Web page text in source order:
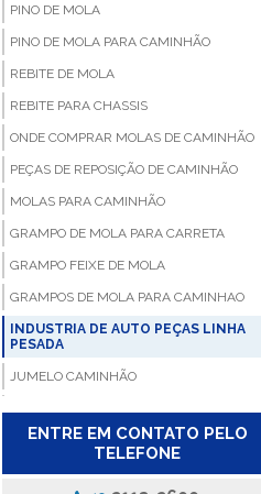
PINO DE MOLA
PINO DE MOLA PARA CAMINHÃO
REBITE DE MOLA
REBITE PARA CHASSIS
ONDE COMPRAR MOLAS DE CAMINHÃO
PEÇAS DE REPOSIÇÃO DE CAMINHÃO
MOLAS PARA CAMINHÃO
GRAMPO DE MOLA PARA CARRETA
GRAMPO FEIXE DE MOLA
GRAMPOS DE MOLA PARA CAMINHAO
INDUSTRIA DE AUTO PEÇAS LINHA
PESADA
JUMELO CAMINHÃO
FABRICANTES DE PEÇAS DE REPOSIÇAO
DE CAMINHÕES
FABRICANTE DE BUCHA PARA MOLA
ENTRE EM CONTATO PELO
TELEFONE